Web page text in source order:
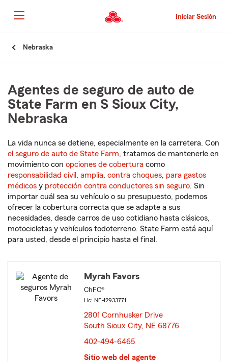
al
contenido
principal
Iniciar Sesión
Nebraska
Agentes de seguro de auto de
State Farm en S Sioux City,
Nebraska
La vida nunca se detiene, especialmente en la carretera. Con
el seguro de auto de State Farm, tratamos de mantenerle en
movimiento con opciones de cobertura como
responsabilidad civil , amplia, contra choques, para gastos
médicos y protección contra conductores sin seguro. Sin
importar cuál sea su vehículo o su presupuesto, podemos
ofrecer la cobertura correcta que se adapte a sus
necesidades, desde carros de uso cotidiano hasta clásicos,
motocicletas y vehículos todoterreno. State Farm está aquí
para usted, desde el principio hasta el final.
Myrah Favors
ChFC®
Lic: NE-12933771
2801 Cornhusker Drive
South Sioux City, NE 68776
402-494-6465
Sitio web del agente